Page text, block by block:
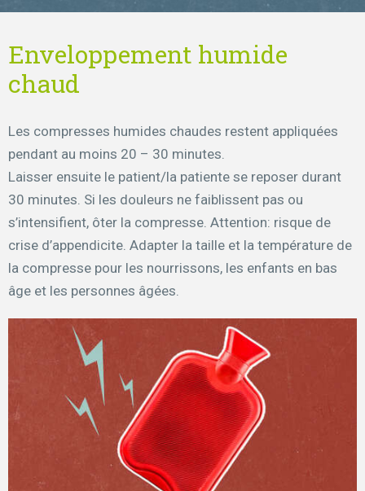
Enveloppement humide
chaud
Les compresses humides chaudes restent appliquées
pendant au moins 20 – 30 minutes.
Laisser ensuite le patient/la patiente se reposer durant
30 minutes. Si les douleurs ne faiblissent pas ou
s’intensifient, ôter la compresse. Attention: risque de
crise d’appendicite. Adapter la taille et la température de
la compresse pour les nourrissons, les enfants en bas
âge et les personnes âgées.